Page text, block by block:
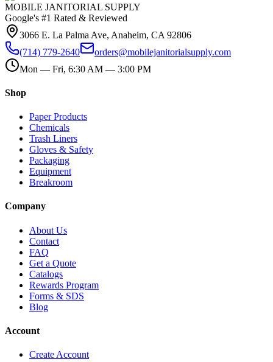
MOBILE JANITORIAL SUPPLY
Google's #1 Rated & Reviewed
3066 E. La Palma Ave, Anaheim, CA 92806
(714) 779-2640
orders@mobilejanitorialsupply.com
Mon — Fri, 6:30 AM — 3:00 PM
Shop
Paper Products
Chemicals
Trash Liners
Gloves & Safety
Packaging
Equipment
Breakroom
Company
About Us
Contact
FAQ
Get a Quote
Catalogs
Rewards Program
Forms & SDS
Blog
Account
Create Account